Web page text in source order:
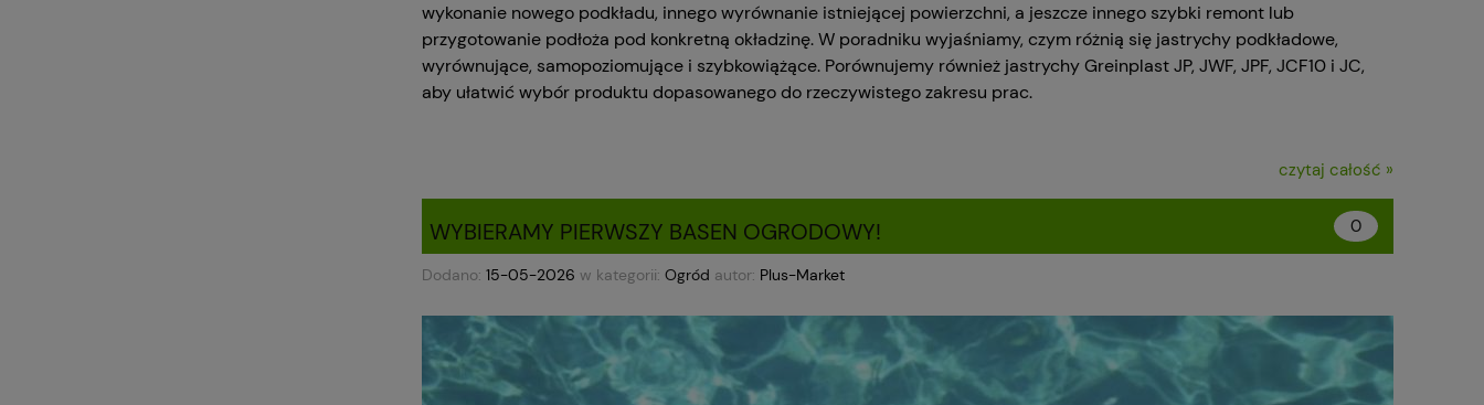
wykonanie nowego podkładu, innego wyrównanie istniejącej powierzchni, a jeszcze innego szybki remont lub
przygotowanie podłoża pod konkretną okładzinę.W poradniku wyjaśniamy, czym różnią się jastrychy podkładowe,
wyrównujące, samopoziomujące i szybkowiążące. Porównujemy również jastrychy Greinplast JP, JWF, JPF, JCF10 i JC,
aby ułatwić wybór produktu dopasowanego do rzeczywistego zakresu prac.
czytaj całość »
WYBIERAMY PIERWSZY BASEN OGRODOWY! 0
Dodano: 15-05-2026 w kategorii: Ogród autor: Plus-Market